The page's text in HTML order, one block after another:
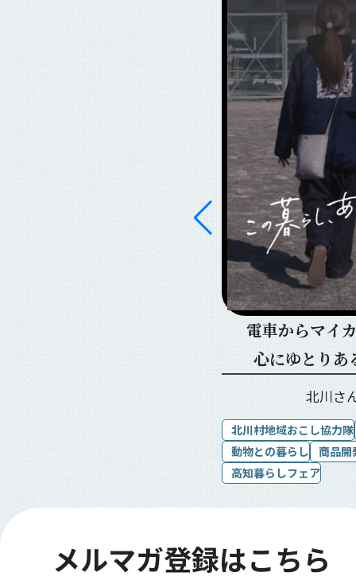
電車からマイ
心にゆとりあ
北川さ
北川村地域おこし協⼒隊
動物との暮らし
商品開
⾼知暮らしフェア
メルマガ登録はこちら